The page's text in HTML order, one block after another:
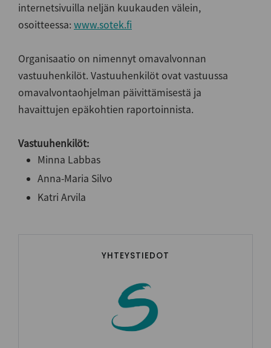
internetsivuilla neljän kuukauden välein,
osoitteessa: www.sotek.fi
Organisaatio on nimennyt omavalvonnan
vastuuhenkilöt. Vastuuhenkilöt ovat vastuussa
omavalvontaohjelman päivittämisestä ja
havaittujen epäkohtien raportoinnista.
Vastuuhenkilöt:
Minna Labbas
Anna-Maria Silvo
Katri Arvila
YHTEYSTIEDOT